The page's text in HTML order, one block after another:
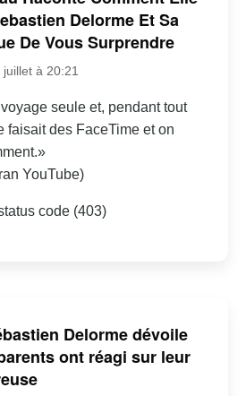
Delorme Et Sa
De Vous Surprendre
à 20:21
seule et, pendant tout
faisait des FaceTime et on
YouTube)
code (403)
Delorme dévoile
ont réagi sur leur